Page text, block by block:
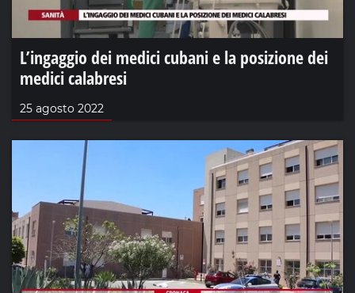
L’ingaggio dei medici cubani e la posizione dei
medici calabresi
25 agosto 2022